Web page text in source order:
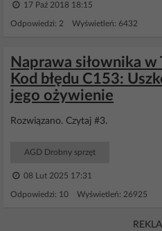
17 Paź 2018 18:15
Odpowiedzi: 2 Wyświetleń: 6432
Naprawa siłownika
Kod błędu C153:
jego ożywienie
Rozwiązano. Czytaj #3.
AGD Drobny sprzęt
08 Lut 2025 17:31
Odpowiedzi: 10 Wyświetleń: 26925